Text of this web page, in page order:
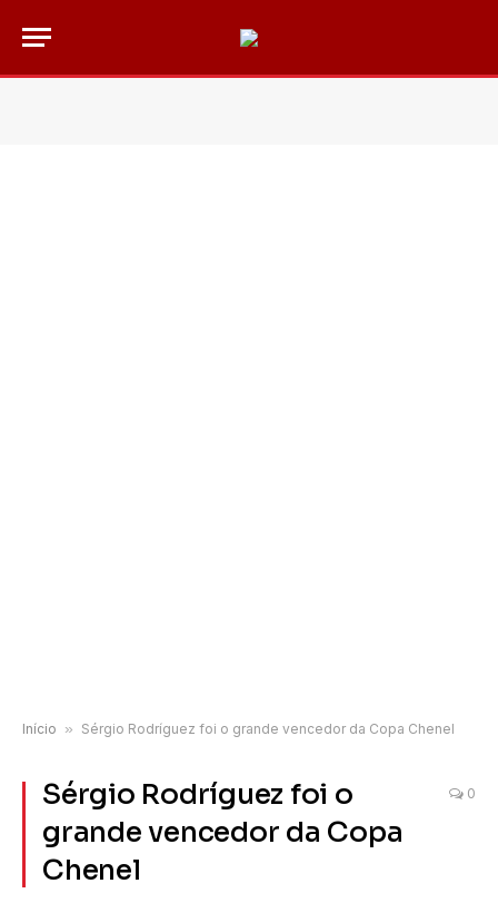
Início » Sérgio Rodríguez foi o grande vencedor da Copa Chenel
Sérgio Rodríguez foi o
grande vencedor da Copa
Chenel
0